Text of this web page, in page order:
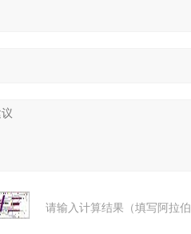
请输入计算结果（填写阿拉